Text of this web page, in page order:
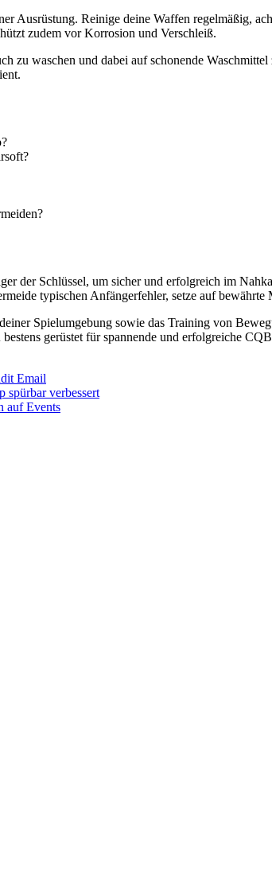
Ausrüstung. Reinige deine Waffen regelmäßig,
zudem vor Korrosion und Verschleiß.
zu waschen und dabei auf schonende
der Schlüssel, um sicher und erfolgreich im
typischen Anfängerfehler, setze auf
Spielumgebung sowie das Training von
gerüstet für spannende und erfolgreiche
Email
spürbar verbessert
auf Events